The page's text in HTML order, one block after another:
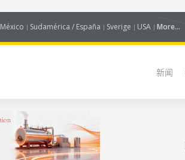
México Sudamérica / España Sverige USA More...
新闻